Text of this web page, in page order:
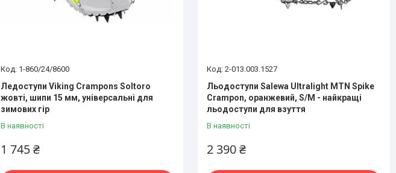
1-860/24/8600
Ледоступи Viking Crampons Soltoro
жовті, шипи 15 мм, універсальні для
зимових гір
В наявності
1 745 ₴
2-013.003.1527
Льодоступи Salewa Ultralight MTN Spike
Crampon, оранжевий, S/M - найкращі
льодоступи для взуття
В наявності
2 390 ₴